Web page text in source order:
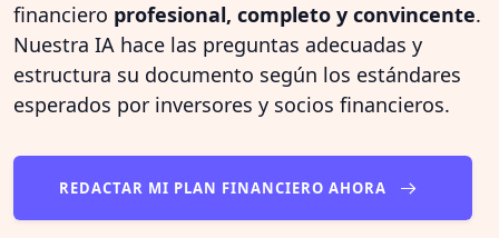
financiero profesional, completo y convincente.
Nuestra IA hace las preguntas adecuadas y
estructura su documento según los estándares
esperados por inversores y socios financieros.
REDACTAR MI PLAN FINANCIERO AHORA